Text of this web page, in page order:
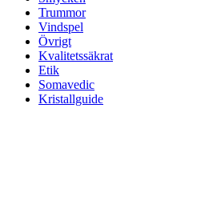
Trummor
Vindspel
Övrigt
Kvalitetssäkrat
Etik
Somavedic
Kristallguide